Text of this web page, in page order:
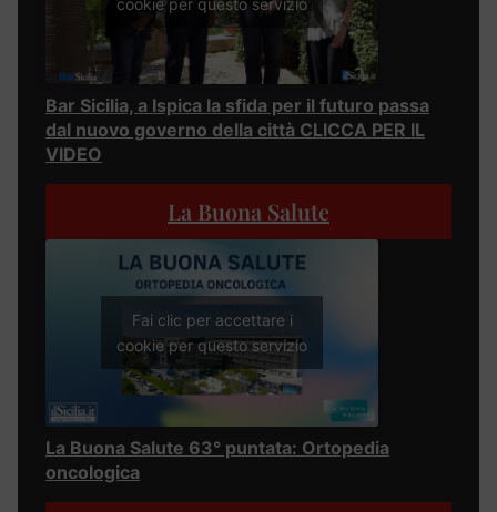
Bar Sicilia, a Ispica la sfida per il futuro passa
dal nuovo governo della città CLICCA PER IL
VIDEO
La Buona Salute
Fai clic per accettare i
cookie per questo servizio
La Buona Salute 63° puntata: Ortopedia
oncologica